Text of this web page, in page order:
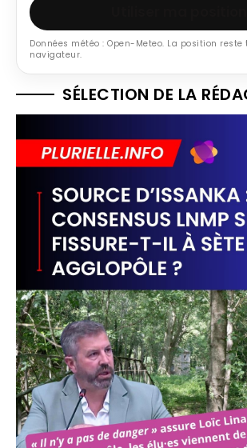
Données météo : Open-Meteo. La position
navigateur.
SÉLECTION DE LA